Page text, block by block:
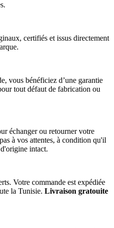
certifiés et issus directement
vous bénéficiez d’une garantie
tout défaut de fabrication ou
échanger ou retourner votre
à vos attentes, à condition qu'il
intact.
Votre commande est expédiée
la Tunisie. Livraison gratouite